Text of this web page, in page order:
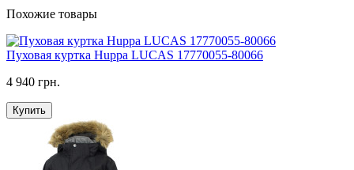
Похожие товары
Пуховая куртка Huppa LUCAS 17770055-80066
4 940 грн.
Купить